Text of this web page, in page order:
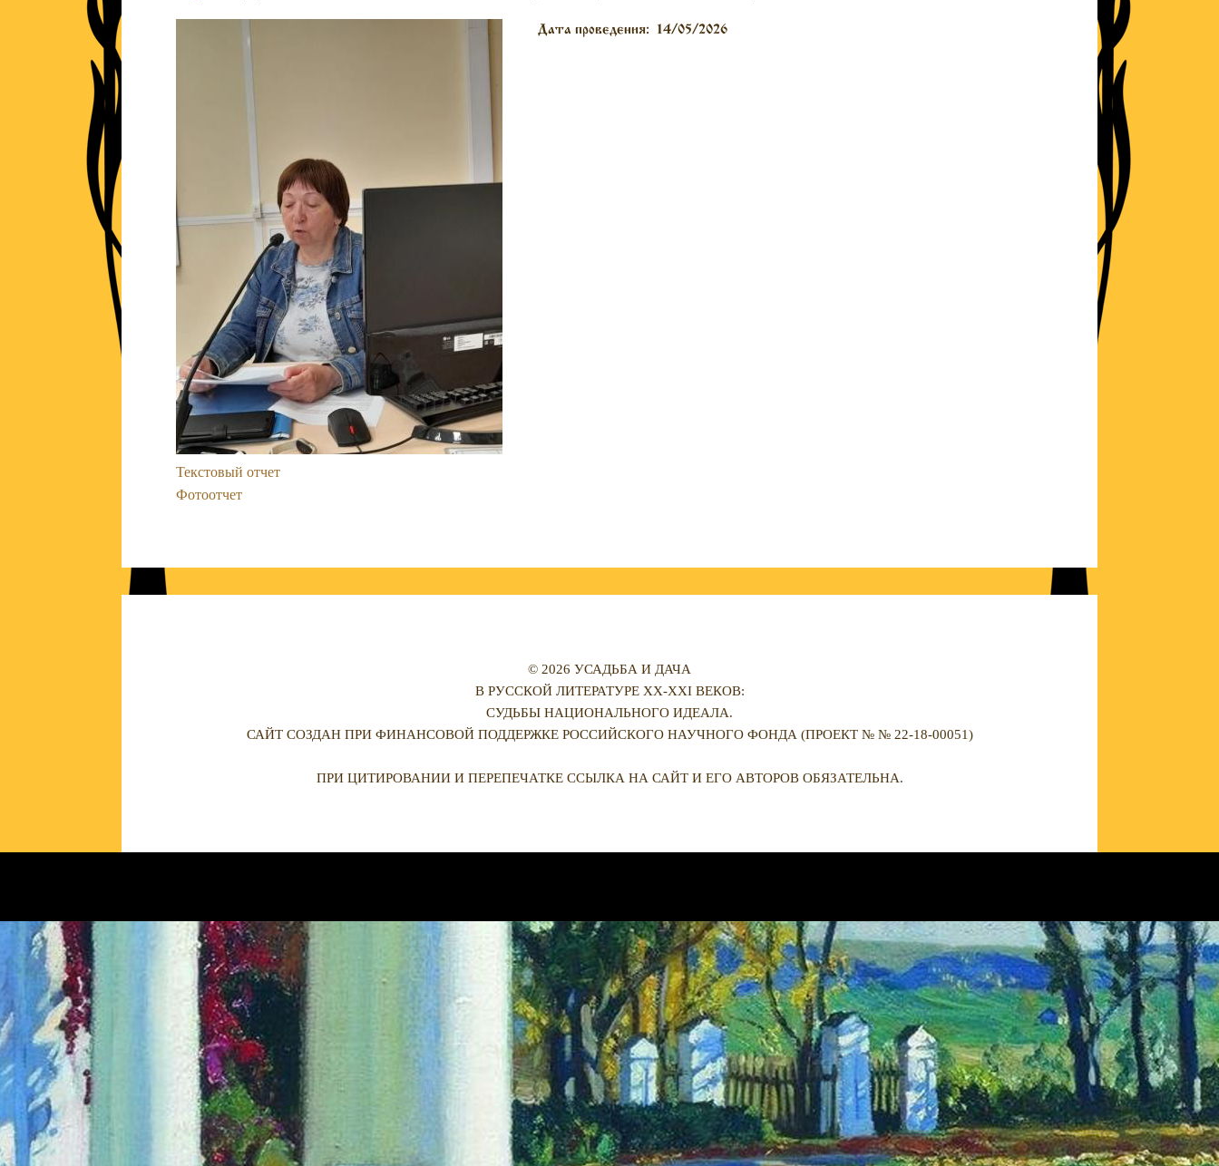
Дата проведения: 14/05/2026
Текстовый отчет
Фотоотчет
© 2026 УСАДЬБА И ДАЧА
В РУССКОЙ ЛИТЕРАТУРЕ XX-XXI ВЕКОВ:
СУДЬБЫ НАЦИОНАЛЬНОГО ИДЕАЛА.
САЙТ СОЗДАН ПРИ ФИНАНСОВОЙ ПОДДЕРЖКЕ РОССИЙСКОГО НАУЧНОГО ФОНДА (ПРОЕКТ № № 22-18-00051)
ПРИ ЦИТИРОВАНИИ И ПЕРЕПЕЧАТКЕ ССЫЛКА НА САЙТ И ЕГО АВТОРОВ ОБЯЗАТЕЛЬНА.